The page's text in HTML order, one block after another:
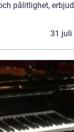
pålitlighet,
31 juli